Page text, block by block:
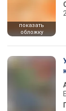
показать
обложку